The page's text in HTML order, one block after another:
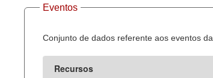
Eventos
Conjunto de dados referente aos eventos
Recursos